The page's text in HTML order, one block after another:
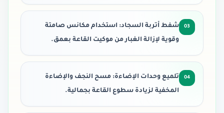
03
شفط أتربة السجاد: استخدام مكانس صامتة
وقوية لإزالة الغبار من موكيت القاعة بعمق.
04
تلميع وحدات الإضاءة: مسح النجف والإضاءة
المخفية لزيادة سطوع القاعة بجمالية.